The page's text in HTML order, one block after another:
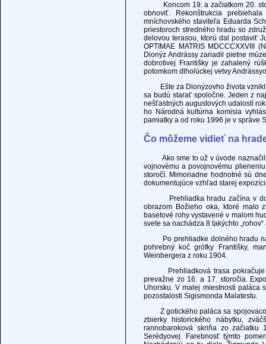
Koncom 19. a začiatkom 20.
obnoviť. Rekonštrukcia
mníchovského staviteľa Eduarda
priestoroch stredného hradu so
delovou terasou, ktorú dal postaviť
OPTIMAE MATRIS MDCCCXXVIII
Dionýz Andrássy zariadil pietne
dobrotivej Františky je zahalený
potomkom dlholúckej vetvy
Ešte za Dionýzovho života vznikla
sa budú starať spoločne. Jeden z
nešťastných augustových udalostí
ho Národná kultúrna komisia
pamiatky a od roku 1996 je v správe
Čo môžeme vidieť na
Ako sme to už v úvode naznačili,
vojnovému a povojnovému
storočí. Mimoriadne hodnotné sú
dokumentujúce vzhľad starej
Prehliadka hradu začína v
obrazom Božieho oka, ktoré malo
basetové rohy vystavené v malom
svete sa nachádza 8 takýchto
Po prehliadke dolného hradu
pohrebný koč grófky Františky,
Weinbergera z roku 1904.
Prehliadková trasa pokračuje v
prevažne zo 16. a 17. storočia.
Uhorsku. V malej miestnosti paláca
pozostalosti Sigismonda Malatestu.
Z gotického paláca sa spojovacou
zbierky historického nábytku,
rannobaroková skriňa zo začiatku
Serédyovej. Farebnosť týmto